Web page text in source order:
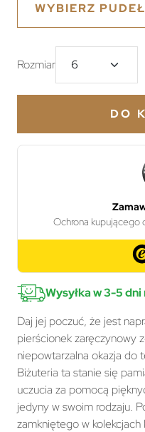
WYBIERZ
Rozmiar
DO
Wysyłka w 3-5
Daj jej poczuć, że jest
pierścionek zaręczynowy
niepowtarzalna okazja do
Biżuteria ta stanie się
uczucia za pomocą
jedyny w swoim rodzaju.
zamkniętego w kolekcjach